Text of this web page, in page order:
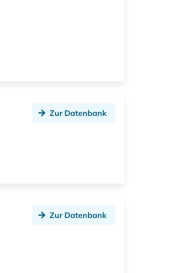
Zur Datenbank
Zur Datenbank